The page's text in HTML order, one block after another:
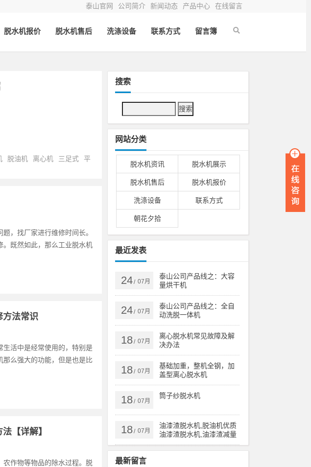
泰山官网 公司简介 新闻动态 产品中心 在线留言
脱水机报价 脱水机售后 洗涤设备 联系方式 留言簿
脱油机 离心机 三足式
平
，找厂家进行维修时间长。
。既然如此，那么工业脱水机
方法常识
生活中是经常使用的，特别是
么强大的功能，但是也是比
【详解】
作物等物品的除水过程。脱
搜索
网站分类
脱水机资讯 脱水机展示
脱水机售后 脱水机报价
洗涤设备 联系方式
朝花夕拾
最近发表
24/ 07月
泰山公司产品线之：大容
量烘干机
24/ 07月
泰山公司产品线之：全自
动洗脱一体机
18/ 07月
离心脱水机常见故障及解
决办法
18/ 07月
基础加重，整机全钢，加
盖型离心脱水机
18/ 07月
筒子纱脱水机
18/ 07月
油漆渣脱水机,脱油机优质
油漆渣脱水机,油漆渣减量
设备,油漆渣处理机
最新留言